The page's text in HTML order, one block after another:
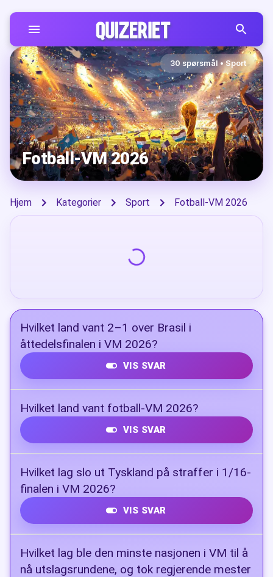
30 spørsmål•Sport
Fotball-VM 2026
Hjem Kategorier Sport Fotball-VM 2026
Hvilket land vant 2–1 over Brasil i
åttedelsfinalen i VM 2026?
VIS SVAR
Hvilket land vant fotball-VM 2026?
VIS SVAR
Hvilket lag slo ut Tyskland på straffer i 1/16-
finalen i VM 2026?
VIS SVAR
Hvilket lag ble den minste nasjonen i VM til å
nå utslagsrundene, og tok regjerende mester